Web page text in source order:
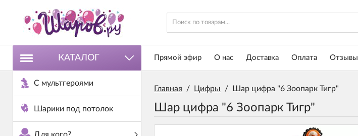
КАТАЛОГ
С мультгероями
Шарики под потолок
Прямой эфир О нас Доставка Оплата Отзывы
Главная / Цифры / Шар цифра "6 Зоопарк Тигр"
Шар цифра "6 Зоопарк Тигр"